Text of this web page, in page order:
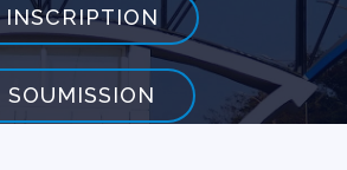
INSCRIPTION
SOUMISSION